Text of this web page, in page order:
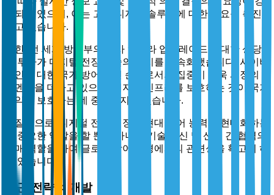
조되고 있으며, 이는 고급 디지털 솔루션에 대한 수요를 촉진
하고 있습니다.
또한, 전 세계 방위부의 군사 인프라 업그레이드에 대한 상당
한 투자가 디지털 전장 기술의 배치를 가속화했습니다. 사이버
보안에 대한 국가 방어 우선 순위로서의 집중이 더욱 시장의
모멘텀을 더하고 있으며, 디지털 인프라를 보호하는 것이 국가
이익을 보호하는 데 중요해지고 있습니다.
본질적으로, 디지털 전장 시장은 현대 방어 능력을 현대화하는
데 중요한 역할을 할 뿐만 아니라 기술 혁신 및 산업 간 협력의
촉매 역할을 하여 글로벌 방어 환경에서의 관련성을 확고히 하
고 있습니다.
최근 전략적 개발